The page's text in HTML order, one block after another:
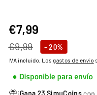
Precio
habitual
€9,99€9,99
Precio
de
oferta
€7,99
- 20%
IVA incluido. Losgastos de envío
● Disponible para envío
¡Gana 23 SimuCoinscon